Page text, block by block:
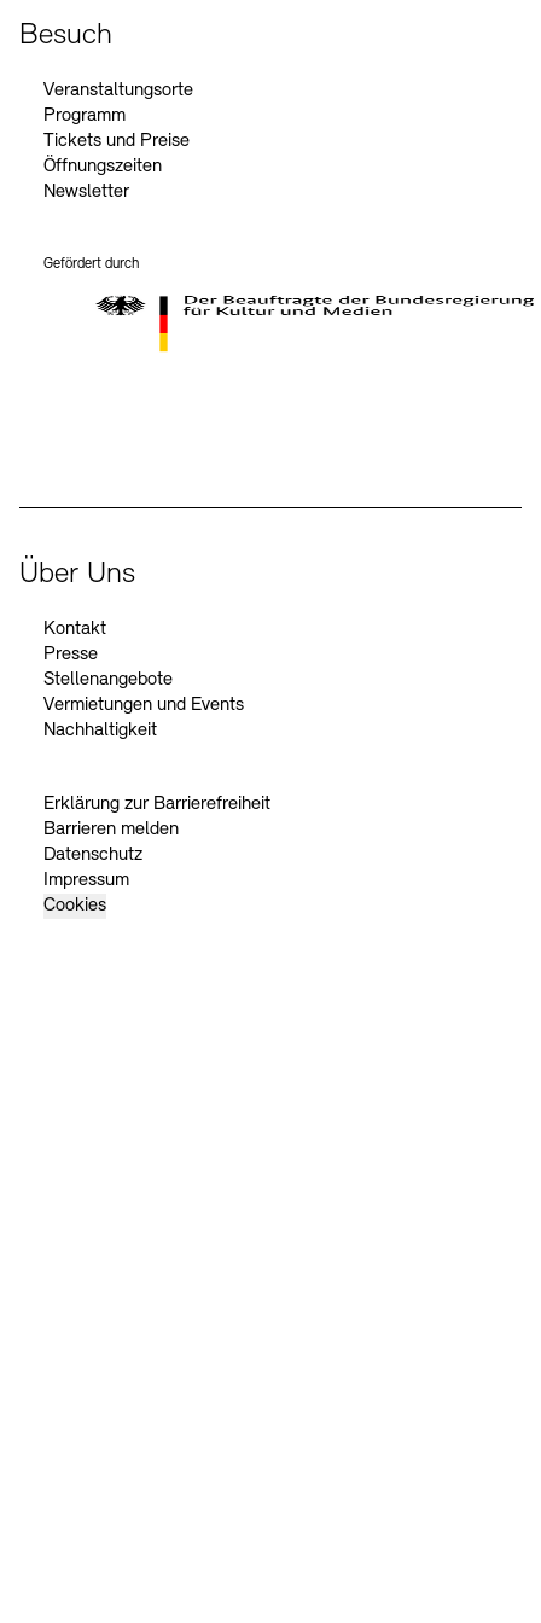
Besuch
Veranstaltungsorte
Programm
Tickets und Preise
Öffnungszeiten
Newsletter
Gefördert durch
Über Uns
Kontakt
Presse
Stellenangebote
Vermietungen und Events
Nachhaltigkeit
Erklärung zur Barrierefreiheit
Barrieren melden
Datenschutz
Impressum
Cookies